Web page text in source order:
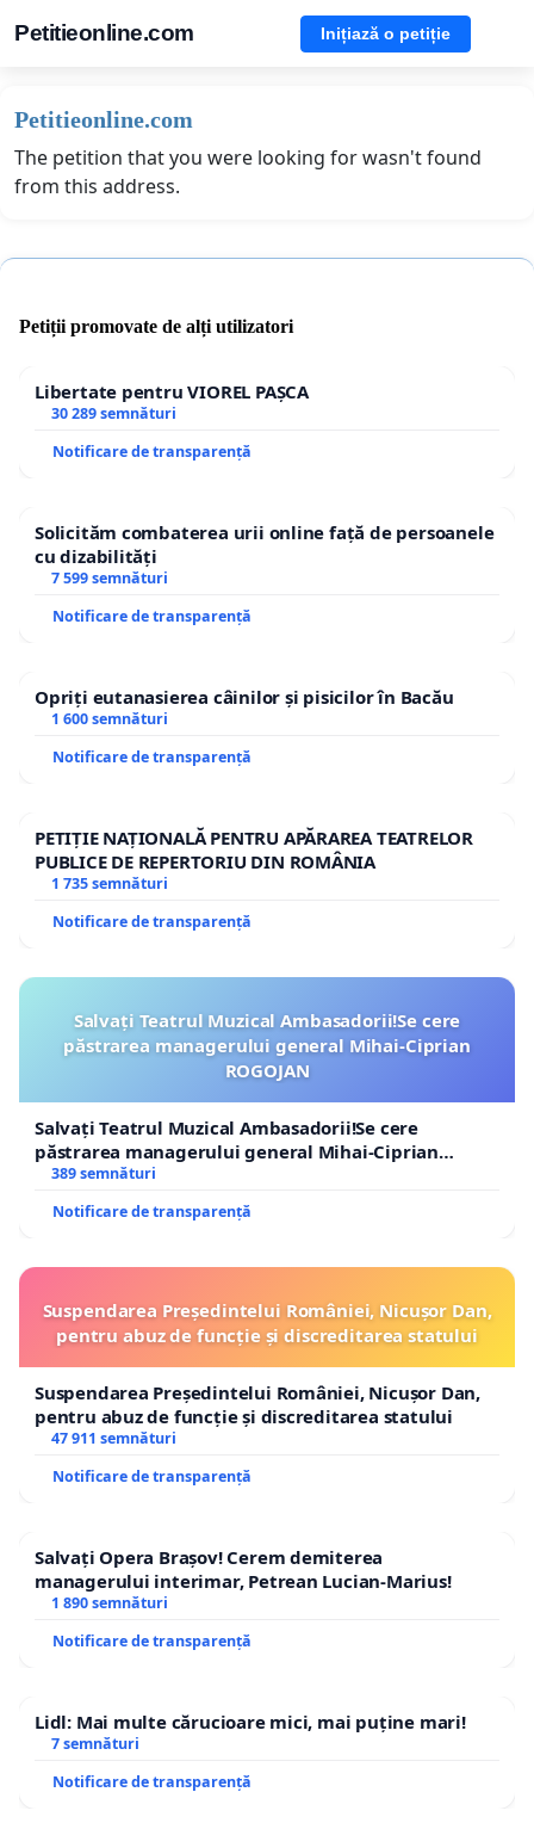
Petitieonline.com Inițiază o petiție
Petitieonline.com
The petition that you were looking for wasn't found
from this address.
Petiții promovate de alți utilizatori
Libertate pentru VIOREL PAȘCA
30 289 semnături
Notificare de transparență
Solicităm combaterea urii online față de persoanele
cu dizabilități
7 599 semnături
Notificare de transparență
Opriți eutanasierea câinilor și pisicilor în Bacău
1 600 semnături
Notificare de transparență
PETIȚIE NAȚIONALĂ PENTRU APĂRAREA TEATRELOR
PUBLICE DE REPERTORIU DIN ROMÂNIA
1 735 semnături
Notificare de transparență
Salvați Teatrul Muzical Ambasadorii!Se cere
păstrarea managerului general Mihai-Ciprian
ROGOJAN
Salvați Teatrul Muzical Ambasadorii!Se cere
păstrarea managerului general Mihai-Ciprian
ROGOJAN
389 semnături
Notificare de transparență
Suspendarea Președintelui României, Nicușor Dan,
pentru abuz de funcție și discreditarea statului
Suspendarea Președintelui României, Nicușor Dan,
pentru abuz de funcție și discreditarea statului
47 911 semnături
Notificare de transparență
Salvați Opera Brașov! Cerem demiterea
managerului interimar, Petrean Lucian-Marius!
1 890 semnături
Notificare de transparență
Lidl: Mai multe cărucioare mici, mai puține mari!
7 semnături
Notificare de transparență